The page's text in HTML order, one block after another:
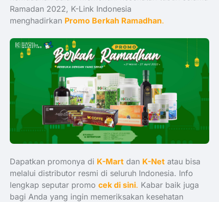
Ramadan 2022, K-Link Indonesia
menghadirkan Promo Berkah Ramadhan.
Dapatkan promonya di K-Mart dan K-Net atau bisa
melalui distributor resmi di seluruh Indonesia. Info
lengkap seputar promo cek di sini. Kabar baik juga
bagi Anda yang ingin memeriksakan kesehatan